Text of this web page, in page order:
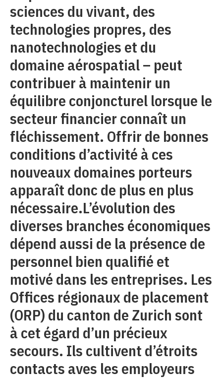
sciences du vivant, des
technologies propres, des
nanotechnologies et du
domaine aérospatial – peut
contribuer à maintenir un
équilibre conjoncturel lorsque le
secteur financier connaît un
fléchissement. Offrir de bonnes
conditions d’activité à ces
nouveaux domaines porteurs
apparaît donc de plus en plus
nécessaire.L’évolution des
diverses branches économiques
dépend aussi de la présence de
personnel bien qualifié et
motivé dans les entreprises. Les
Offices régionaux de placement
(ORP) du canton de Zurich sont
à cet égard d’un précieux
secours. Ils cultivent d’étroits
contacts aves les employeurs